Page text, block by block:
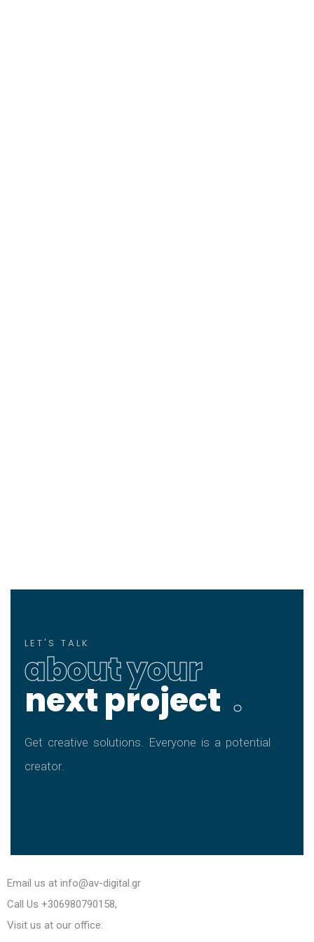
LE T' S TALK
aboutyour
nextproject .
Get creative solutions. Everyone is a potential
creator.
Email us at info@av-digital.gr
Call Us +306980790158,
Visit us at our office: